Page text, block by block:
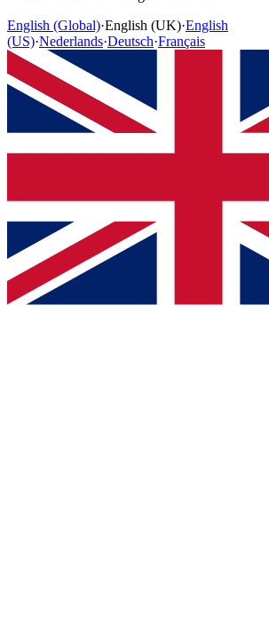
English (Global)·English (UK)·English
(US)·Nederlands·Deutsch·Français